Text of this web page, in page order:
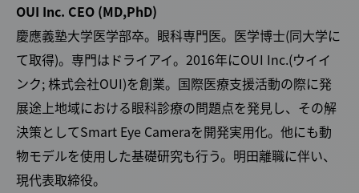
OUI Inc. CEO (MD,PhD)
慶應義塾大学医学部卒。眼科専門医。医学博士(同大学に
て取得)。専門はドライアイ。2016年にOUI Inc.(ウイイ
ンク; 株式会社OUI)を創業。国際医療支援活動の際に発
展途上地域における眼科診療の問題点を発見し、その解
決策としてSmart Eye Cameraを開発実用化。他にも動
物モデルを使用した基礎研究も行う。明田離職に伴い、
現代表取締役。